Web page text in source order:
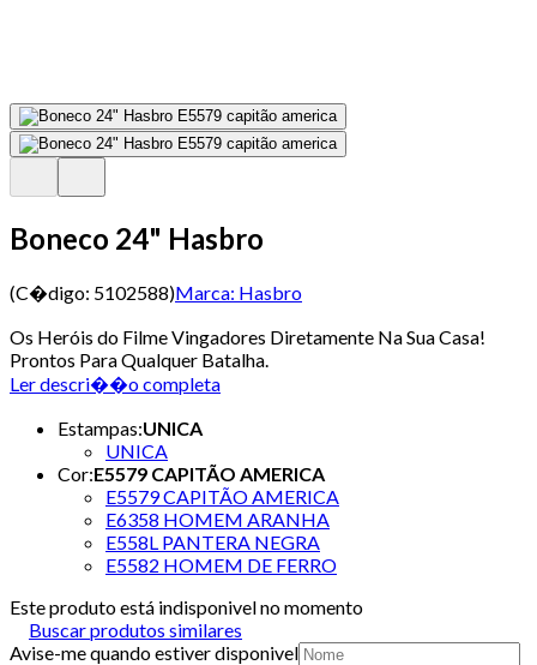
Boneco 24" Hasbro
(C�digo: 5102588)Marca: Hasbro
Os Heróis do Filme Vingadores Diretamente Na Sua Casa!
Prontos Para Qualquer Batalha.
Ler descri��o completa
Estampas:UNICA
UNICA
Cor:E5579 CAPITÃO AMERICA
E5579 CAPITÃO AMERICA
E6358 HOMEM ARANHA
E558L PANTERA NEGRA
E5582 HOMEM DE FERRO
Este produto está indisponivel no momento
Buscar produtos similares
Avise-me quando estiver disponivel